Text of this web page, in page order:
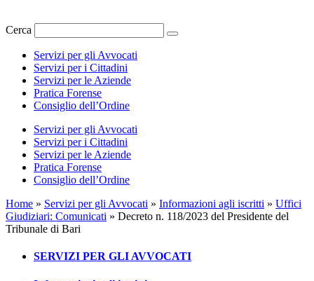
Cerca
Servizi per gli Avvocati
Servizi per i Cittadini
Servizi per le Aziende
Pratica Forense
Consiglio dell’Ordine
Servizi per gli Avvocati
Servizi per i Cittadini
Servizi per le Aziende
Pratica Forense
Consiglio dell’Ordine
Home » Servizi per gli Avvocati » Informazioni agli iscritti » Uffici
Giudiziari: Comunicati » Decreto n. 118/2023 del Presidente del
Tribunale di Bari
SERVIZI PER GLI AVVOCATI